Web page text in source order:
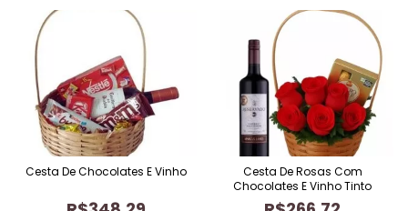
Cesta De Chocolates E Vinho
Cesta De Rosas Com
Chocolates E Vinho Tinto